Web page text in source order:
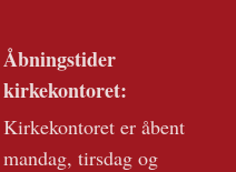
Åbningstider
kirkekontoret:
Kirkekontoret er åbent
mandag, tirsdag og